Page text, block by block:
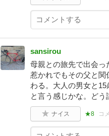
sansirou
母親との旅先で出会っ
惹かれでもその父と関
わる。大人の男女と
と言う感じかな。どう
ナイス ★8 コ